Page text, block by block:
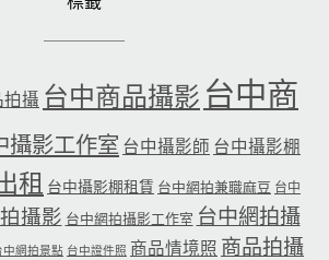
拍攝 台中商品攝影 台中商
攝影工作室 台中攝影師 台中攝影棚
租 台中攝影棚租賃 台中網拍兼職麻豆 台中
攝影 台中網拍攝影工作室 台中網拍攝
中網拍景點 台中證件照 商品情境照 商品拍攝